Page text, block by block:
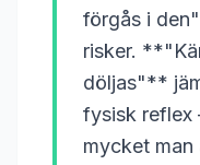
förgås i
risker.
döljas"**
fysisk reflex
mycket man